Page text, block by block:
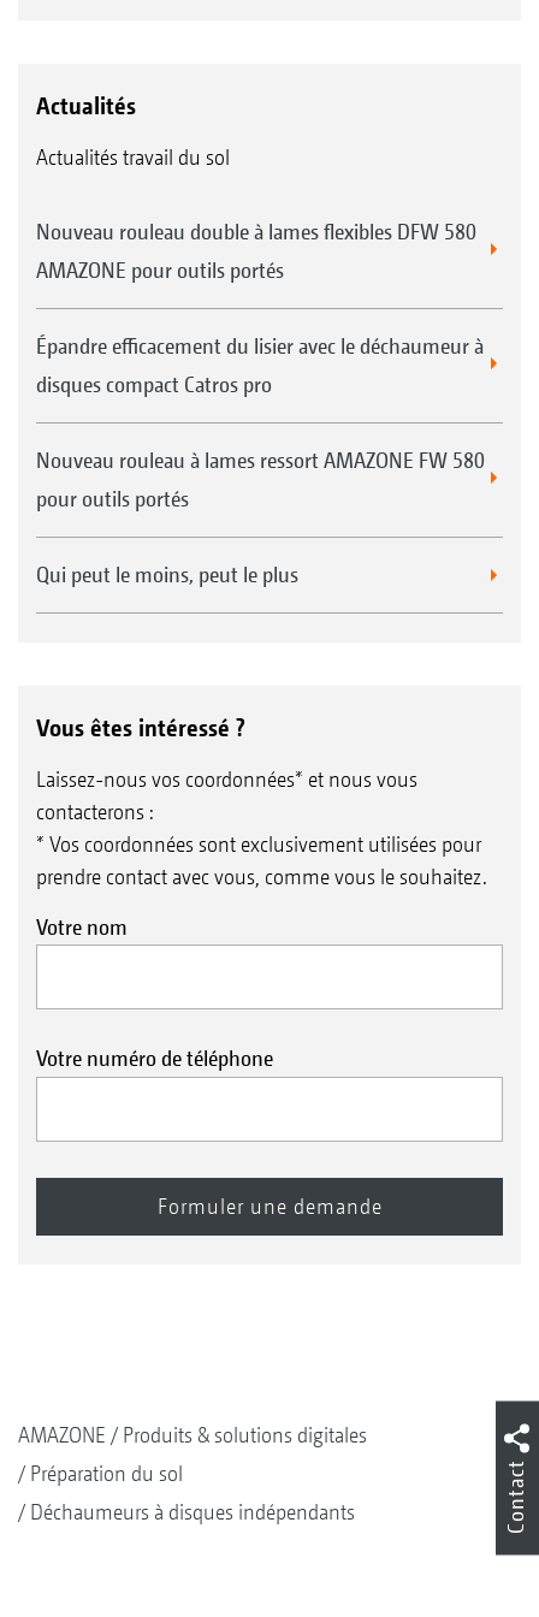
Actualités
Actualités travail du sol
Nouveau rouleau double à lames flexibles DFW 580
AMAZONE pour outils portés
Épandre efficacement du lisier avec le déchaumeur à
disques compact Catros pro
Nouveau rouleau à lames ressort AMAZONE FW 580
pour outils portés
Qui peut le moins, peut le plus
Vous êtes intéressé ?
Laissez-nous vos coordonnées* et nous vous
contacterons :
* Vos coordonnées sont exclusivement utilisées pour
prendre contact avec vous, comme vous le souhaitez.
Votre nom
Votre numéro de téléphone
AMAZONE
Produits & solutions digitales
Préparation du sol
Déchaumeurs à disques indépendants
Contact